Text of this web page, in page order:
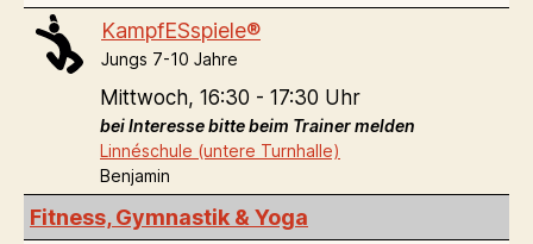
KampfESspiele®
Jungs 7-10 Jahre
Mittwoch, 16:30 - 17:30 Uhr
bei Interesse bitte beim Trainer melden
Linnéschule (untere Turnhalle)
Benjamin
Fitness, Gymnastik & Yoga